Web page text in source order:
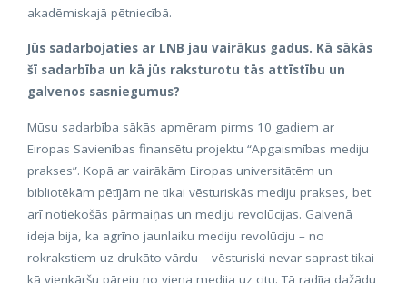
akadēmiskajā pētniecībā.
Jūs sadarbojaties ar LNB jau vairākus gadus. Kā sākās
šī sadarbība un kā jūs raksturotu tās attīstību un
galvenos sasniegumus?
Mūsu sadarbība sākās apmēram pirms 10 gadiem ar
Eiropas Savienības finansētu projektu “Apgaismības mediju
prakses”. Kopā ar vairākām Eiropas universitātēm un
bibliotēkām pētījām ne tikai vēsturiskās mediju prakses, bet
arī notiekošās pārmaiņas un mediju revolūcijas. Galvenā
ideja bija, ka agrīno jaunlaiku mediju revolūciju – no
rokrakstiem uz drukāto vārdu – vēsturiski nevar saprast tikai
kā vienkāršu pāreju no viena medija uz citu. Tā radīja dažādu